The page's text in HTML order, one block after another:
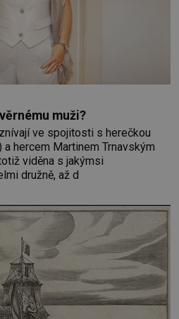
muži?
ve spojitosti s herečkou
a hercem Martinem Trnavským
viděna s jakýmsi
družně, až d